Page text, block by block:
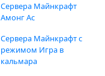
Сервера Майнкрафт
Амонг Ас
Сервера Майнкрафт с
режимом Игра в
кальмара